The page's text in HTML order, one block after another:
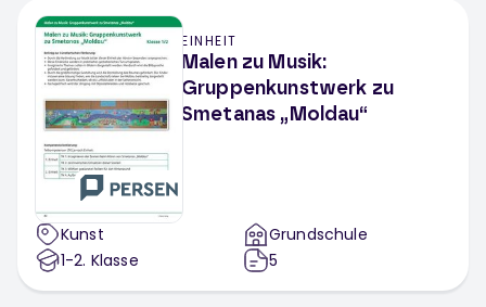
EINHEIT
Malen zu Musik:
Gruppenkunstwerk zu
Smetanas „Moldau“
Kunst
1-2. Klasse
Grundschule
5